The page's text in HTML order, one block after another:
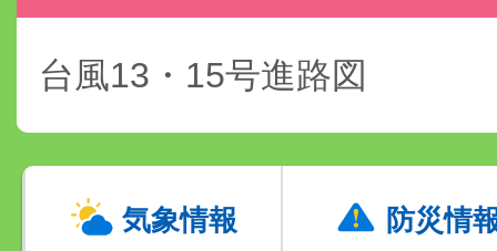
台風13・15号進路図
気象情報 防災情